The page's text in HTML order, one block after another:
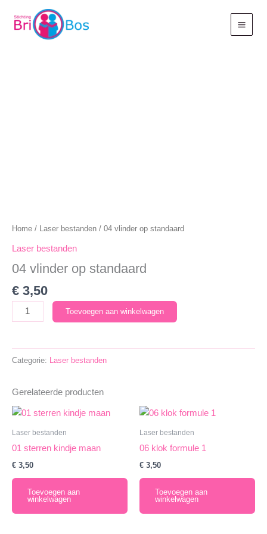
naar
Home / Laser bestanden / 04 vlinder op standaard
Laser bestanden
04 vlinder op standaard
€ 3,50
vlinder
standaard
aantal
Toevoegen aan winkelwagen
Categorie: Laser bestanden
Gerelateerde producten
Laser bestanden
01 sterren kindje maan
€ 3,50
Toevoegen aan
winkelwagen
Laser bestanden
06 klok formule 1
€ 3,50
Toevoegen aan
winkelwagen